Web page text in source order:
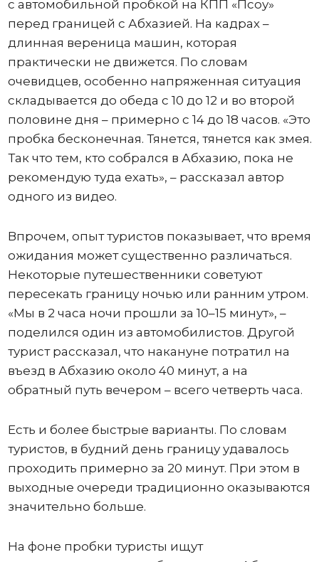
с автомобильной пробкой на КПП «Псоу»
перед границей с Абхазией. На кадрах –
длинная вереница машин, которая
практически не движется. По словам
очевидцев, особенно напряженная ситуация
складывается до обеда с 10 до 12 и во второй
половине дня – примерно с 14 до 18 часов. «Это
пробка бесконечная. Тянется, тянется как змея.
Так что тем, кто собрался в Абхазию, пока не
рекомендую туда ехать», – рассказал автор
одного из видео.
Впрочем, опыт туристов показывает, что время
ожидания может существенно различаться.
Некоторые путешественники советуют
пересекать границу ночью или ранним утром.
«Мы в 2 часа ночи прошли за 10–15 минут», –
поделился один из автомобилистов. Другой
турист рассказал, что накануне потратил на
въезд в Абхазию около 40 минут, а на
обратный путь вечером – всего четверть часа.
Есть и более быстрые варианты. По словам
туристов, в будний день границу удавалось
проходить примерно за 20 минут. При этом в
выходные очереди традиционно оказываются
значительно больше.
На фоне пробки туристы ищут